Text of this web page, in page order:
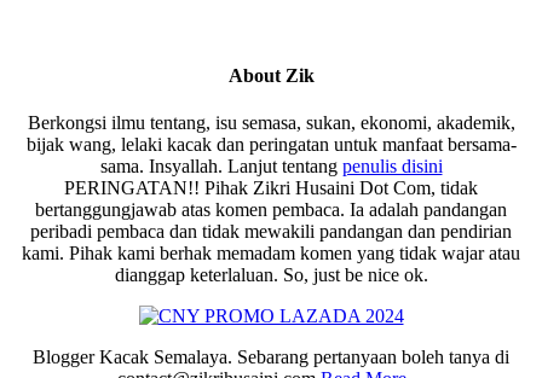
About Zik
Berkongsi ilmu tentang, isu semasa, sukan, ekonomi, akademik,
bijak wang, lelaki kacak dan peringatan untuk manfaat bersama-
sama. Insyallah. Lanjut tentang penulis disini
PERINGATAN!! Pihak Zikri Husaini Dot Com, tidak
bertanggungjawab atas komen pembaca. Ia adalah pandangan
peribadi pembaca dan tidak mewakili pandangan dan pendirian
kami. Pihak kami berhak memadam komen yang tidak wajar atau
dianggap keterlaluan. So, just be nice ok.
Blogger Kacak Semalaya. Sebarang pertanyaan boleh tanya di